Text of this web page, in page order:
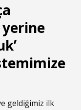
yerine
geldiğimiz ilk